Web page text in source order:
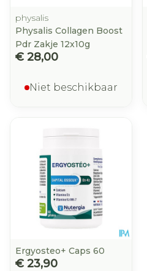
physalis
Physalis Collagen Boost
Pdr Zakje 12x10g
€ 28,00
Niet beschikbaar
Ergyosteo+ Caps 60
€ 23,90